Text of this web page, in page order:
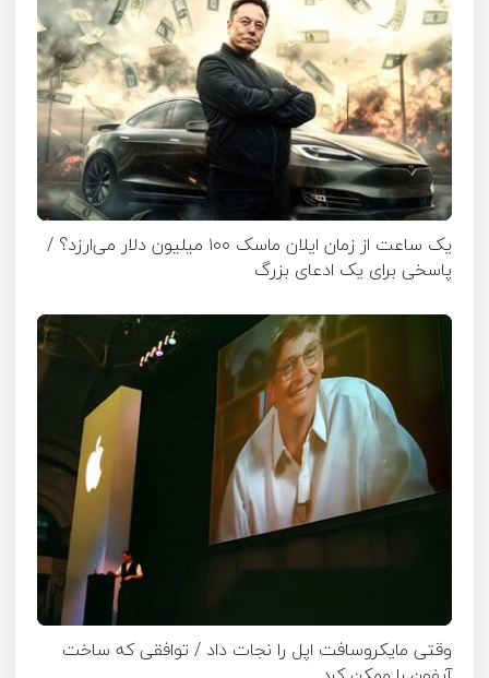
یک ساعت از زمان ایلان ماسک ۱۰۰ میلیون دلار می‌ارزد؟ /
پاسخی برای یک ادعای بزرگ
وقتی مایکروسافت اپل را نجات داد / توافقی که ساخت